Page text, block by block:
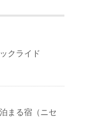
クライド
まる宿（ニセ